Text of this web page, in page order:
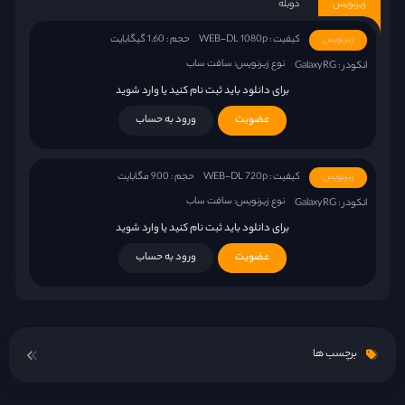
زیرنویس دوبله
زیرنویس کیفیت : WEB-DL 1080p
حجم : 1.60 گیگابایت
انکودر : GalaxyRG
نوع زیرنویس: سافت ساب
برای دانلود باید ثبت نام کنید یا وارد شوید
عضویت
ورود به حساب
زیرنویس کیفیت : WEB-DL 720p
حجم : 900 مگابایت
انکودر : GalaxyRG
نوع زیرنویس: سافت ساب
برای دانلود باید ثبت نام کنید یا وارد شوید
عضویت
ورود به حساب
برچسب ها